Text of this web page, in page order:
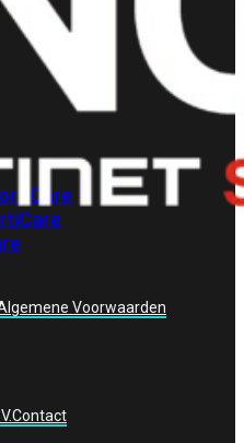
Voorwaarden
Contact